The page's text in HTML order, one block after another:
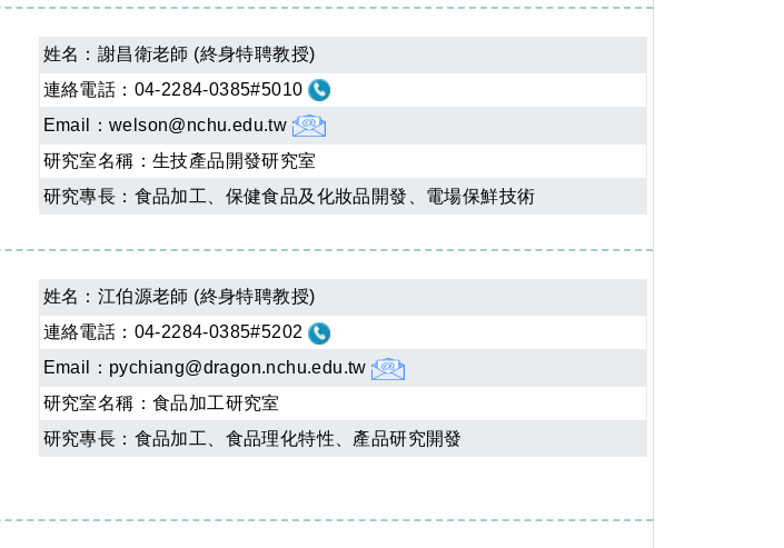
姓名： 謝昌衛老師 (終身特聘教授)
連絡電話：04-2284-0385#5010
Email：welson@nchu.edu.tw
研究室名稱：生技產品開發研究室
研究專長：食品加工、保健食品及化妝品開發、電場保鮮技術
姓名： 江伯源老師 (終身特聘教授)
連絡電話：04-2284-0385#5202
Email： pychiang@dragon.nchu.edu.tw
研究室名稱：食品加工研究室
研究專長：食品加工、食品理化特性、產品研究開發